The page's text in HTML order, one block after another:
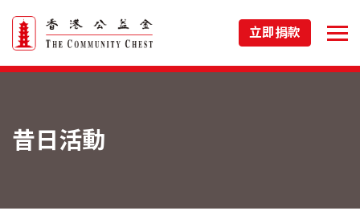
立即捐款
昔日活動